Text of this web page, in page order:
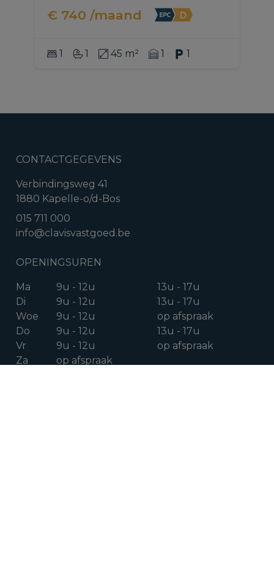
€ 740 /maand
1 1 45 m² 1 1
CONTACTGEGEVENS
Verbindingsweg 41
1880 Kapelle-o/d-Bos
015 711 000
info@clavisvastgoed.be
OPENINGSUREN
Ma 9u - 12u
13u - 17u
Di
9u - 12u
13u - 17u
Woe
9u - 12u
op afspraak
Do
9u - 12u
13u - 17u
Vr
9u - 12u
op afspraak
Za
op afspraak